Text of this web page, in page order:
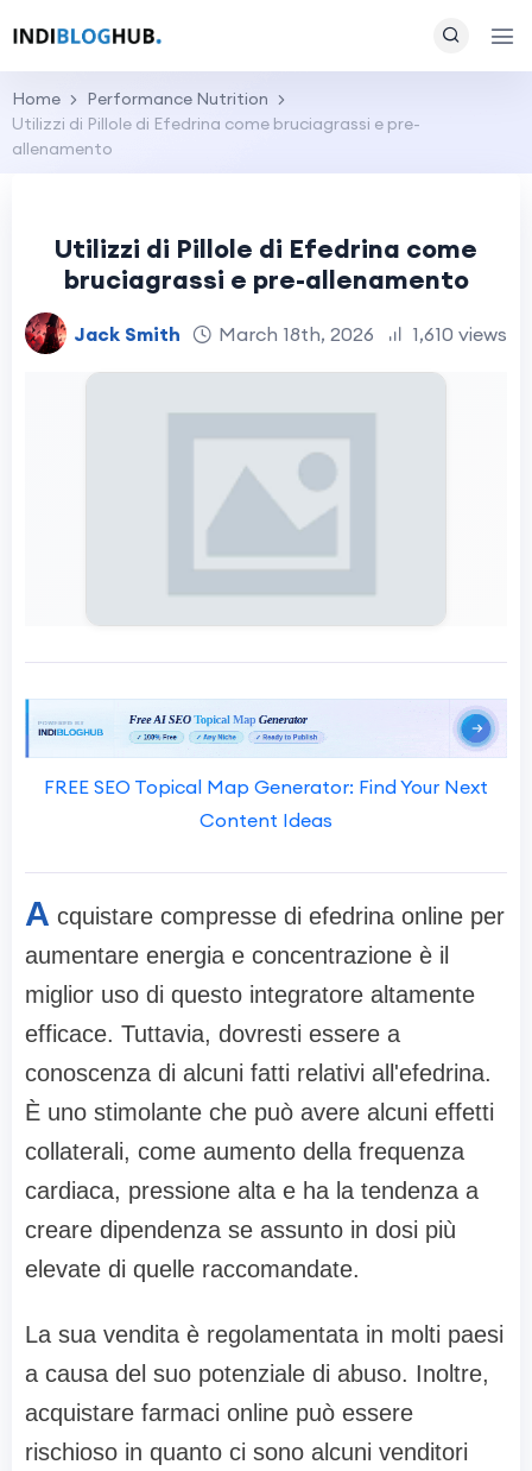
Home
Performance Nutrition
Utilizzi di Pillole di Efedrina come bruciagrassi e pre-
allenamento
Utilizzi di Pillole di Efedrina come
bruciagrassi e pre-allenamento
Jack Smith March 18th, 2026 1,610 views
FREE SEO Topical Map Generator: Find Your Next
Content Ideas
A cquistare compresse di efedrina online per
aumentare energia e concentrazione è il
miglior uso di questo integratore altamente
efficace. Tuttavia, dovresti essere a
conoscenza di alcuni fatti relativi all'efedrina.
È uno stimolante che può avere alcuni effetti
collaterali, come aumento della frequenza
cardiaca, pressione alta e ha la tendenza a
creare dipendenza se assunto in dosi più
elevate di quelle raccomandate.
La sua vendita è regolamentata in molti paesi
a causa del suo potenziale di abuso. Inoltre,
acquistare farmaci online può essere
rischioso in quanto ci sono alcuni venditori